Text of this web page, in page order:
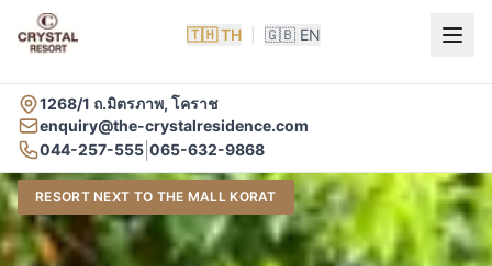
🇹🇭 TH 🇬🇧 EN
1268/1 ถ.มิตรภาพ, โคราช
enquiry@the-crystalresidence.com
044-257-555 065-632-9868
คริสตัล รีสอร์ท โคราช — ที่พักใจกลางเมืองนครราชสีมา ใกล้เ
RESORT NEXT TO THE MALL KORAT